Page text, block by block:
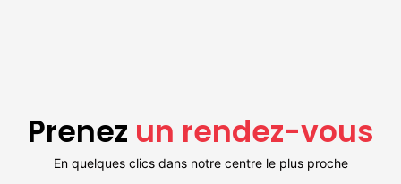
Prenez un rendez-vous
En quelques clics dans notre centre le plus proche